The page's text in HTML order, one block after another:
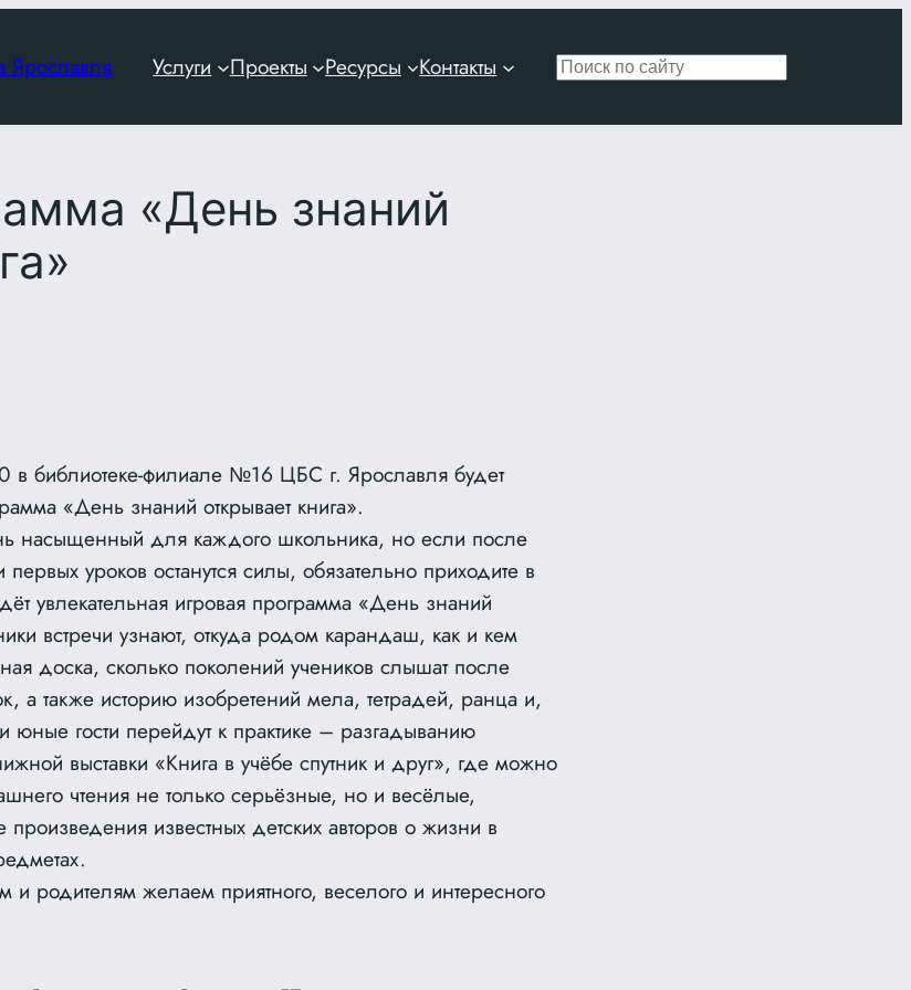
Ярославля Услуги Проекты Ресурсы Контакты Поиск
«День знаний
в библиотеке-филиале №16 ЦБС г. Ярославля будет
«День знаний открывает книга».
насыщенный для каждого школьника, но если после
уроков останутся силы, обязательно приходите в
увлекательная игровая программа «День знаний
встречи узнают, откуда родом карандаш, как и кем
доска, сколько поколений учеников слышат после
а также историю изобретений мела, тетрадей, ранца и,
юные гости перейдут к практике – разгадыванию
выставки «Книга в учёбе спутник и друг», где можно
чтения не только серьёзные, но и весёлые,
произведения известных детских авторов о жизни в
и родителям желаем приятного, веселого и интересного